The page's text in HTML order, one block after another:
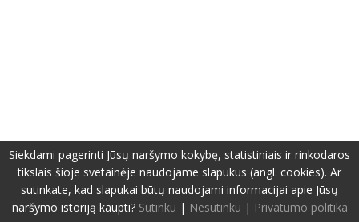
Siekdami pagerinti Jūsų naršymo kokybę, statistiniais ir rinkodaros
tikslais šioje svetainėje naudojame slapukus (angl. cookies). Ar
sutinkate, kad slapukai būtų naudojami informacijai apie Jūsų
naršymo istoriją kaupti? Sutinku | Nesutinku | Privatumo politika